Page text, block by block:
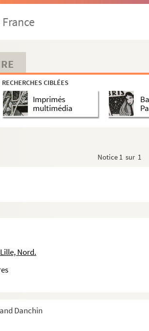
RECHERCHES CIBLÉES
Imprimés
multimédia
Notice 1 sur 1
Nord.
Danchin